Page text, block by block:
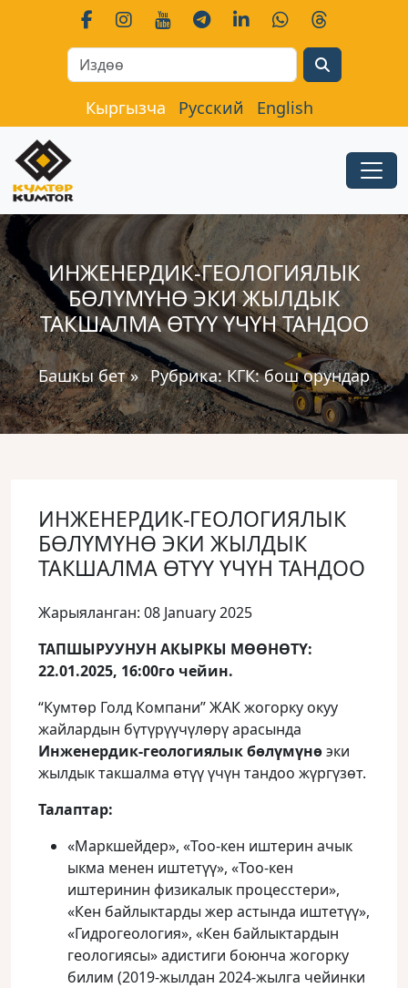
Кыргызча Русский English
ИНЖЕНЕРДИК-ГЕОЛОГИЯЛЫК
БӨЛҮМҮНӨ ЭКИ ЖЫЛДЫК
ТАКШАЛМА ӨТҮҮ ҮЧҮН ТАНДОО
Башкы бет» Рубрика:КГК: бош орундар
ИНЖЕНЕРДИК-ГЕОЛОГИЯЛЫК
БӨЛҮМҮНӨ ЭКИ ЖЫЛДЫК
ТАКШАЛМА ӨТҮҮ ҮЧҮН ТАНДОО
Жарыяланган: 08 January 2025
ТАПШЫРУУНУН АКЫРКЫ МӨӨНӨТҮ:
22.01.2025, 16:00го чейин.
“Кумтөр Голд Компани” ЖАК жогорку окуу
жайлардын бүтүрүүчүлөрү арасында
Инженердик-геологиялык бөлүмүнөэки
жылдык такшалма өтүү үчүн тандоо жүргүзөт.
Талаптар:
«Маркшейдер», «Тоо-кен иштерин ачык
ыкма менен иштетүү», «Тоо-кен
иштеринин физикалык процесстери»,
«Кен байлыктарды жер астында иштетүү»,
«Гидрогеология», «Кен байлыктардын
геологиясы» адистиги боюнча жогорку
билим (2019-жылдан 2024-жылга чейинки